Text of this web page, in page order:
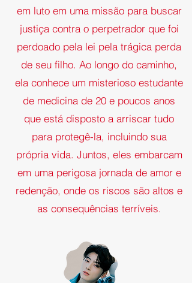
em luto em uma missão para buscar
justiça contra o perpetrador que foi
perdoado pela lei pela trágica perda
de seu filho. Ao longo do caminho,
ela conhece um misterioso estudante
de medicina de 20 e poucos anos
que está disposto a arriscar tudo
para protegê-la, incluindo sua
própria vida. Juntos, eles embarcam
em uma perigosa jornada de amor e
redenção, onde os riscos são altos e
as consequências terríveis.